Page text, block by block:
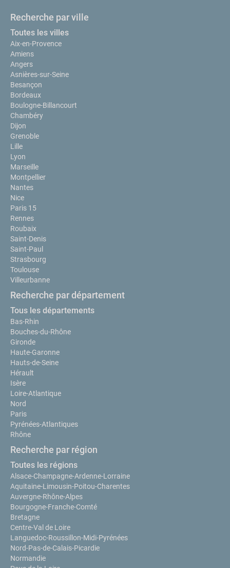
Recherche par ville
Toutes les villes
Aix-en-Provence
Amiens
Angers
Asnières-sur-Seine
Besançon
Bordeaux
Boulogne-Billancourt
Chambéry
Dijon
Grenoble
Lille
Lyon
Marseille
Montpellier
Nantes
Nice
Paris 15
Rennes
Roubaix
Saint-Denis
Saint-Paul
Strasbourg
Toulouse
Villeurbanne
Recherche par département
Tous les départements
Bas-Rhin
Bouches-du-Rhône
Gironde
Haute-Garonne
Hauts-de-Seine
Hérault
Isère
Loire-Atlantique
Nord
Paris
Pyrénées-Atlantiques
Rhône
Recherche par région
Toutes les régions
Alsace-Champagne-Ardenne-Lorraine
Aquitaine-Limousin-Poitou-Charentes
Auvergne-Rhône-Alpes
Bourgogne-Franche-Comté
Bretagne
Centre-Val de Loire
Languedoc-Roussillon-Midi-Pyrénées
Nord-Pas-de-Calais-Picardie
Normandie